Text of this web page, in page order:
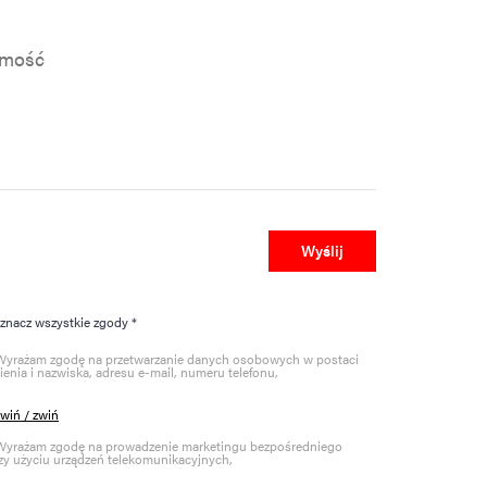
Wyślij
wszystkie zgody *
zgodę na przetwarzanie danych osobowych w postaci
i nazwiska, adresu e-mail, numeru telefonu,
/ zwiń
zgodę na prowadzenie marketingu bezpośredniego
użyciu urządzeń telekomunikacyjnych,